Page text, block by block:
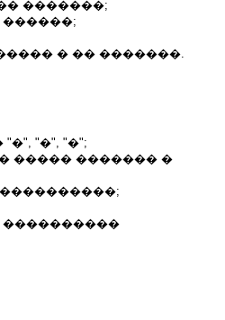
�������;
� �� �������.
"�", "�";
����� ������� �
����������